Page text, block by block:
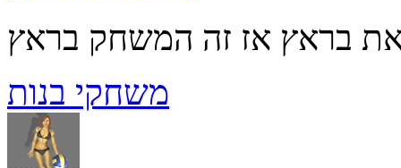
משחקי בנות